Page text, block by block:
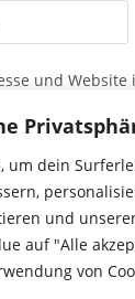
um dein
und
auf "Alle
von
und